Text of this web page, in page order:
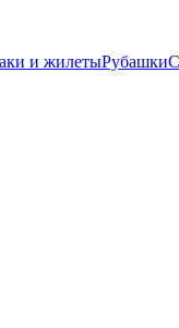
и жилетыРубашки